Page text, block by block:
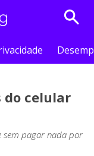
do celular
sem pagar nada por